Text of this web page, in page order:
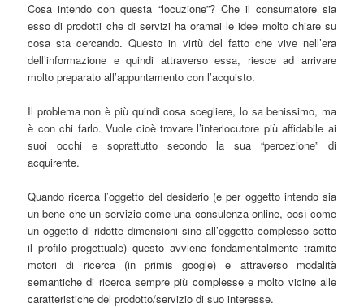
Cosa intendo con questa “locuzione”? Che il consumatore sia
esso di prodotti che di servizi ha oramai le idee molto chiare su
cosa sta cercando. Questo in virtù del fatto che vive nell’era
dell’informazione e quindi attraverso essa, riesce ad arrivare
molto preparato all’appuntamento con l’acquisto.
Il problema non è più quindi cosa scegliere, lo sa benissimo, ma
è con chi farlo. Vuole cioè trovare l’interlocutore più affidabile ai
suoi occhi e soprattutto secondo la sua “percezione” di
acquirente.
Quando ricerca l’oggetto del desiderio (e per oggetto intendo sia
un bene che un servizio come una consulenza online, così come
un oggetto di ridotte dimensioni sino all’oggetto complesso sotto
il profilo progettuale) questo avviene fondamentalmente tramite
motori di ricerca (in primis google) e attraverso modalità
semantiche di ricerca sempre più complesse e molto vicine alle
caratteristiche del prodotto/servizio di suo interesse.